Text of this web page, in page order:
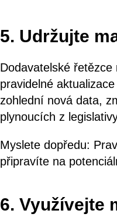
5. Udržujte
Dodavatelské
pravidelné
zohlední nová data,
plynoucích z
Myslete dopředu:
připravíte na
6. Využívejte